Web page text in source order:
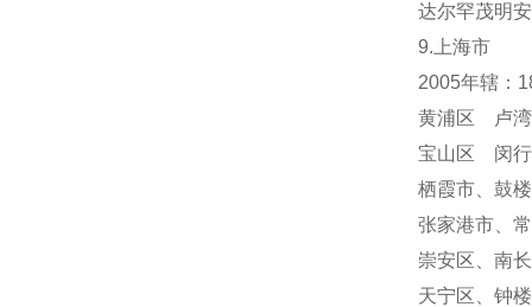
达尔罕茂明
9.上海市
2005年辖：
黄浦区 卢
宝山区 闵
栖霞市、 鼓
张家港市、
崇安区、南
天宁区
钟